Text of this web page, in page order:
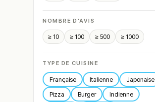
NOMBRE D'AVIS
≥ 10 ≥ 100 ≥ 500 ≥ 1000
TYPE DE CUISINE
Française Italienne
Japonaise
Pizza
Burger
Indienne